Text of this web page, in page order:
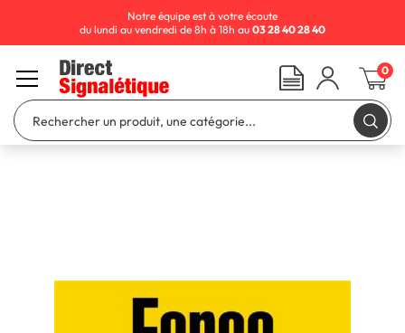
Notre équipe est à votre écoute
du lundi au vendredi de 8h à 18h au 03 28 40 28 40
0